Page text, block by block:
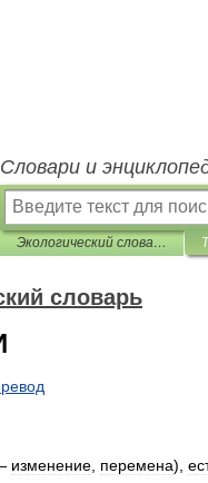
Словари и
Экологический словарь
словарь
изменение перемена),